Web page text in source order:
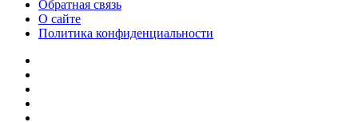
Обратная связь
О сайте
Политика конфиденциальности